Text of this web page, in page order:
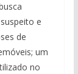
e
de
um
no